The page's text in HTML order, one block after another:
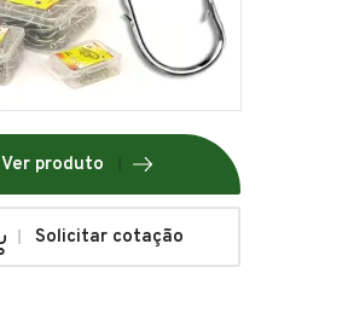
Ver produto
Solicitar cotação